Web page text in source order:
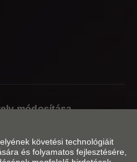
módosítása
Impresszum